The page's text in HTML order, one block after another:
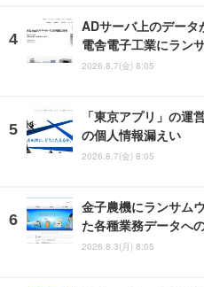
ADサーバ上のデー
電舎電子工業にラン
2026.8.7(金) 8:05
「東京アプリ」の運
の個人情報漏えい
2026.8.7(金) 8:05
金子農機にランサム
た各種業務データへ
2026.8.3(月) 8:05